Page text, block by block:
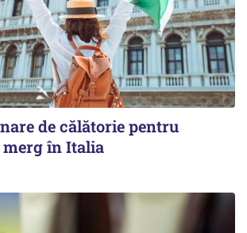
de călătorie pentru
în Italia